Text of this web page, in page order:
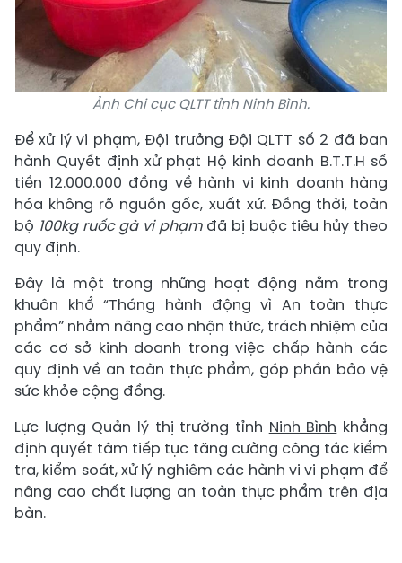
Ảnh Chi cục QLTT tỉnh Ninh Bình.
Để xử lý vi phạm, Đội trưởng Đội QLTT số 2 đã ban
hành Quyết định xử phạt Hộ kinh doanh B.T.T.H số
tiền 12.000.000 đồng về hành vi kinh doanh hàng
hóa không rõ nguồn gốc, xuất xứ. Đồng thời, toàn
bộ 100kg ruốc gà vi phạm đã bị buộc tiêu hủy theo
quy định.
Đây là một trong những hoạt động nằm trong
khuôn khổ “Tháng hành động vì An toàn thực
phẩm” nhằm nâng cao nhận thức, trách nhiệm của
các cơ sở kinh doanh trong việc chấp hành các
quy định về an toàn thực phẩm, góp phần bảo vệ
sức khỏe cộng đồng.
Lực lượng Quản lý thị trường tỉnh Ninh Bình khẳng
định quyết tâm tiếp tục tăng cường công tác kiểm
tra, kiểm soát, xử lý nghiêm các hành vi vi phạm để
nâng cao chất lượng an toàn thực phẩm trên địa
bàn.